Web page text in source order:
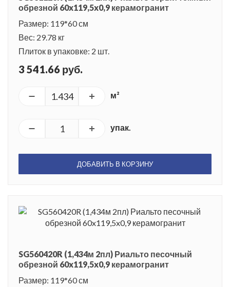
обрезной 60x119,5x0,9 керамогранит
Размер: 119*60 см
Вес: 29.78 кг
Плиток в упаковке: 2 шт.
3 541.66 руб.
м²
упак.
ДОБАВИТЬ В КОРЗИНУ
SG560420R (1,434м 2пл) Риальто песочный
обрезной 60x119,5x0,9 керамогранит
Размер: 119*60 см